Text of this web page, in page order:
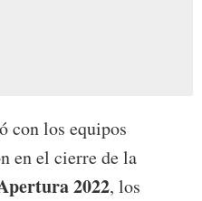
con los equipos
en el cierre de la
2022, los